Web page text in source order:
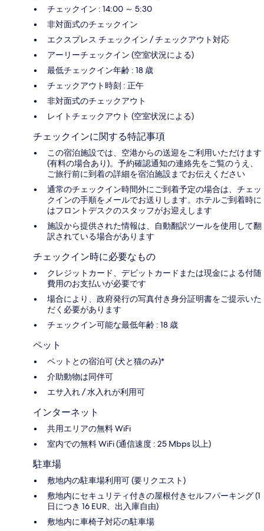
チェックイン : 14:00 ～ 5:30
非対面式のチェックイン
エクスプレス チェックイン / チェックアウト対応
アーリーチェックイン (空室状況による)
最低チェックイン年齢 : 18 歳
チェックアウト時刻 : 正午
非対面式のチェックアウト
レイトチェックアウト (空室状況による)
チェックインに関する特記事項
この宿泊施設では、空港からの送迎をご利用いただけます
(有料の場合あり)。予約確認通知の連絡先をご覧のうえ、
ご旅行前に到着の詳細を宿泊施設までお伝えください
通常のチェックイン時間外にご到着予定の場合は、チェッ
クインの手順をメールでお送りします。ホテルご到着時に
はフロントデスクのスタッフがお迎えします
施設から提供された情報は、自動翻訳ツールを使用して翻
訳されている場合があります
チェックイン時に必要なもの
クレジットカード、デビットカードまたは現金による付随
費用のお支払いが必要です
場合により、政府発行の写真付き身分証明書をご提示いた
だく必要があります
チェックイン可能な最低年齢 : 18 歳
ペット
ペットとの宿泊可 (犬と猫のみ)*
介助動物は同伴可
エサ入れ / 水入れが利用可
インターネット
共用エリアの無料 WiFi
室内での無料 WiFi (通信速度 : 25 Mbps 以上)
駐車場
敷地内の駐車場利用可 (要リクエスト)
敷地内にセキュリティ付きの屋根付きセルフパーキング (1
日につき 16 EUR、出入庫自由)
敷地内に車椅子対応の駐車場